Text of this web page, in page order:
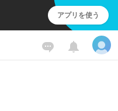
アプリを使う